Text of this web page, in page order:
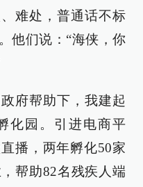
难处，普通话不标
他们说：“海侠，你
府帮助下，我建起
化园。引进电商平
播，两年孵化50家
帮助82名残疾人端